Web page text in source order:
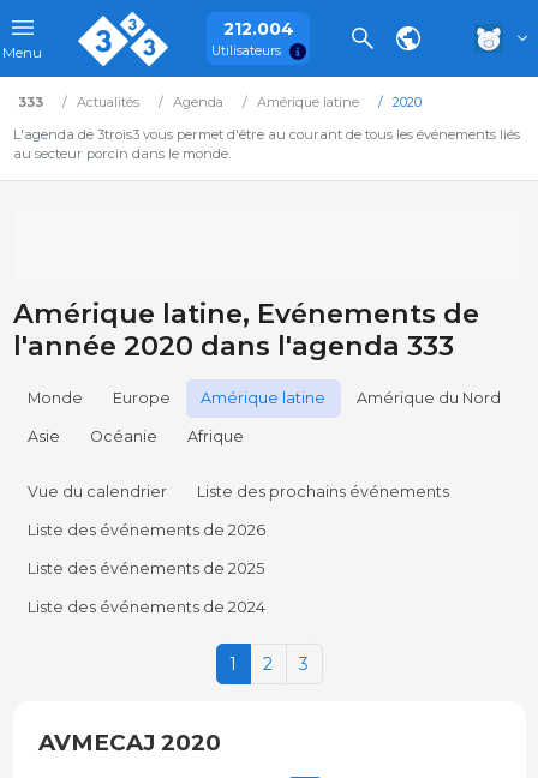
Menu
212.004
Utilisateurs
333 Actualités Agenda Amérique latine
2020
L'agenda de 3trois3 vous permet d'être au courant de tous les événements liés
au secteur porcin dans le monde.
Amérique latine, Evénements de
l'année 2020 dans l'agenda 333
Monde Europe Amérique latine Amérique du Nord
Asie Océanie Afrique
Vue du calendrier Liste des prochains événements
Liste des événements de 2026
Liste des événements de 2025
Liste des événements de 2024
1 2 3
AVMECAJ 2020